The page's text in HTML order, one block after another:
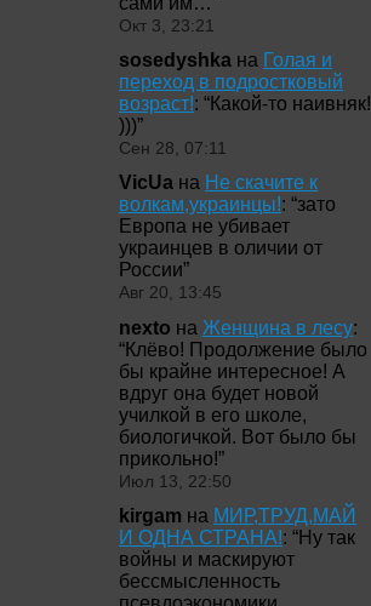
Окт 3, 23:21
sosedyshka на Голая и
переход в подростковый
возраст!: “Какой-то наивняк!
)))”
Сен 28, 07:11
VicUa на Не скачите к
волкам,украинцы!: “зато
Европа не убивает
украинцев в оличии от
России”
Авг 20, 13:45
nexto на Женщина в лесу:
“Клёво! Продолжение было
бы крайне интересное! А
вдруг она будет новой
училкой в его школе,
биологичкой. Вот было бы
прикольно!”
Июл 13, 22:50
kirgam на МИР,ТРУД,МАЙ
И ОДНА СТРАНА!: “Ну так
войны и маскируют
бессмысленность